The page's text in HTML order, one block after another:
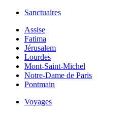
Sanctuaires
Assise
Fatima
Jérusalem
Lourdes
Mont-Saint-Michel
Notre-Dame de Paris
Pontmain
Voyages